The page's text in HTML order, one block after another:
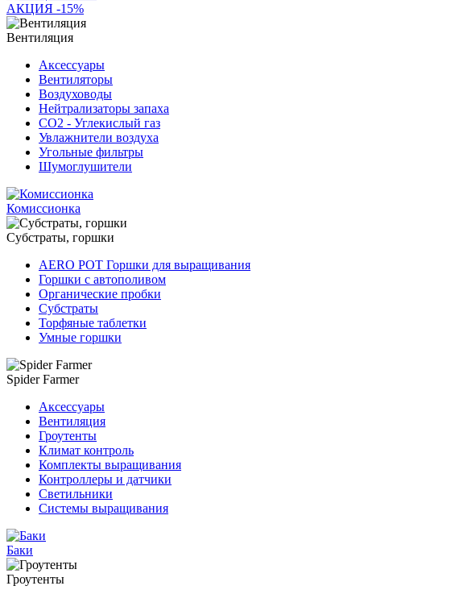
АКЦИЯ -15%
Вентиляция
Аксессуары
Вентиляторы
Воздуховоды
Нейтрализаторы запаха
СО2 - Углекислый газ
Увлажнители воздуха
Угольные фильтры
Шумоглушители
Комиссионка
Субстраты, горшки
AERO POT Горшки для выращивания
Горшки с автополивом
Органические пробки
Субстраты
Торфяные таблетки
Умные горшки
Spider Farmer
Аксессуары
Вентиляция
Гроутенты
Климат контроль
Комплекты выращивания
Контроллеры и датчики
Светильники
Системы выращивания
Баки
Гроутенты